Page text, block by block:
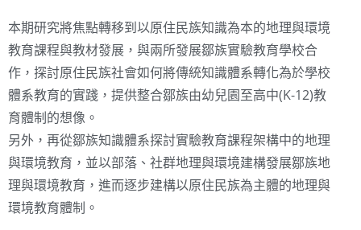
本期研究將焦點轉移到以原住民族知識為本的地理與環境
教育課程與教材發展，與兩所發展鄒族實驗教育學校合
作，探討原住民族社會如何將傳統知識體系轉化為於學校
體系教育的實踐，提供整合鄒族由幼兒園至高中(K-12)教
育體制的想像。
另外，再從鄒族知識體系探討實驗教育課程架構中的地理
與環境教育，並以部落、社群地理與環境建構發展鄒族地
理與環境教育，進而逐步建構以原住民族為主體的地理與
環境教育體制。